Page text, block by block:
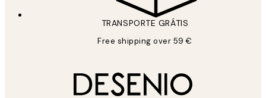
TRANSPORTE GRÁTIS
Free shipping over 59 €